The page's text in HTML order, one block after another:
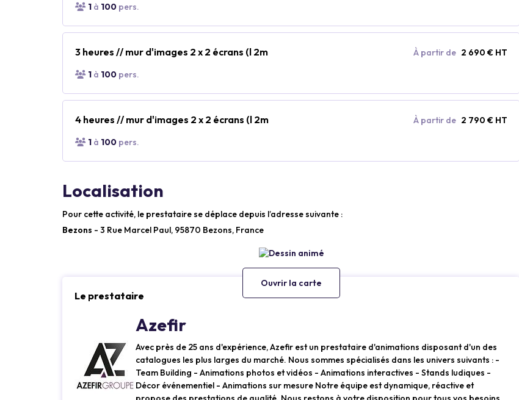
1 à 100 pers.
3 heures // mur d'images 2 x 2 écrans (l 2m À partir de 2 690 € HT
1 à 100 pers.
4 heures // mur d'images 2 x 2 écrans (l 2m À partir de 2 790 € HT
1 à 100 pers.
Localisation
Pour cette activité, le prestataire se déplace depuis l’adresse suivante :
Bezons - 3 Rue Marcel Paul, 95870 Bezons, France
Ouvrir la carte
Le prestataire
Azefir
Avec près de 25 ans d'expérience, Azefir est un prestataire d'animations disposant d'un des
catalogues les plus larges du marché. Nous sommes spécialisés dans les univers suivants : -
Team Building - Animations photos et vidéos - Animations interactives - Stands ludiques -
Décor événementiel - Animations sur mesure Notre équipe est dynamique, réactive et